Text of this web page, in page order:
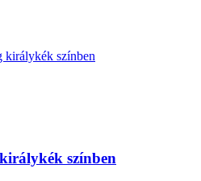
színben